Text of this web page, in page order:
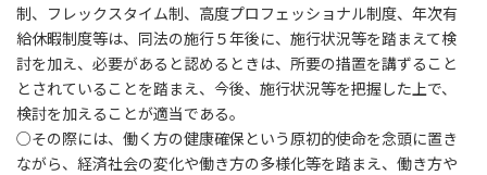
制、フレックスタイム制、高度プロフェッショナル制度、年次有
給休暇制度等は、同法の施行５年後に、施行状況等を踏まえて検
討を加え、必要があると認めるときは、所要の措置を講ずること
とされていることを踏まえ、今後、施行状況等を把握した上で、
検討を加えることが適当である。
○その際には、働く方の健康確保という原初的使命を念頭に置き
ながら、経済社会の変化や働き方の多様化等を踏まえ、働き方や